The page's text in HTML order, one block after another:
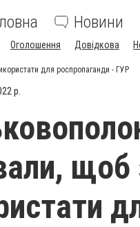
Новини
Оголошення Довідкова
для роспропаганди - ГУР
р.
щоб